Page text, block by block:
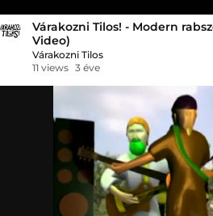
Várakozni Tilos! - Modern
Video)
Várakozni Tilos
11 views 3 éve